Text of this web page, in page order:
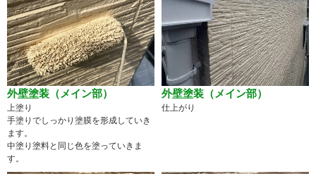
外壁塗装（メイン部）
上塗り
手塗りでしっかり塗膜を形成していき
ます。
中塗り塗料と同じ色を塗っていきま
す。
外壁塗装（メイン部）
仕上がり